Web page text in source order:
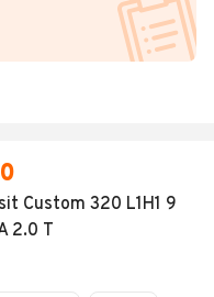
Custom 320 L1H1 9
2.0 T